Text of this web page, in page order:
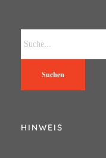
Suchen
HINWEIS